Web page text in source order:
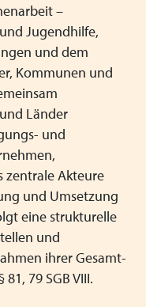
–
Jugendhilfe,
und dem
Kommunen und
Länder
und
zentrale Akteure
und Umsetzung
eine strukturelle
und
ihrer Gesamt-
79 SGB VIII.